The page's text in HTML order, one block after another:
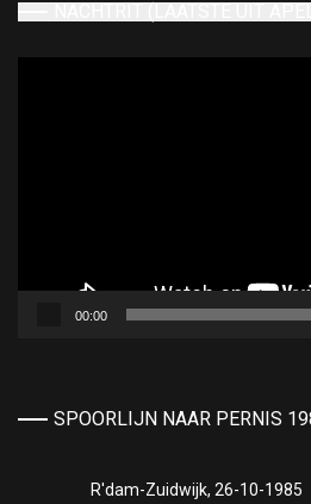
00:00
SPOORLIJN NAAR PERNIS
R'dam-Zuidwijk, 26-10-1985